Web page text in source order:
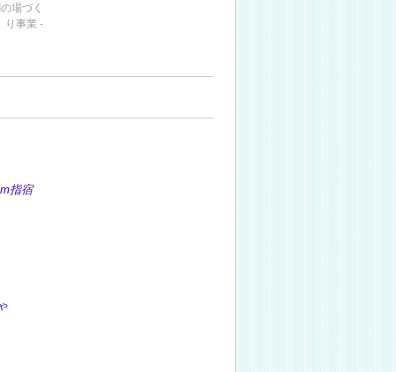
場づく
り事業 -
指宿